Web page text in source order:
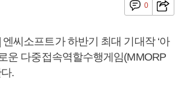
0
씨소프트가 하반기 최대 기대작 ‘아
운 다중접속역할수행게임(MMORP
.